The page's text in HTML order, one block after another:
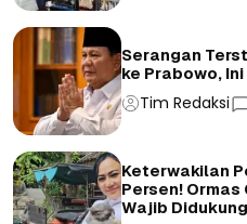
Serangan
ke Prabowo,
Tim Redaksi
Keterwakilan
Persen! Ormas
Wajib Didukung